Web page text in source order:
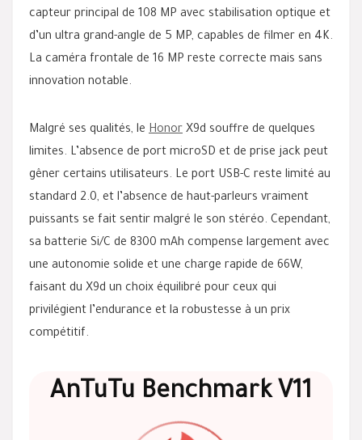
capteur principal de 108 MP avec stabilisation optique et
d’un ultra grand-angle de 5 MP, capables de filmer en 4K.
La caméra frontale de 16 MP reste correcte mais sans
innovation notable.
Malgré ses qualités, le Honor X9d souffre de quelques
limites. L’absence de port microSD et de prise jack peut
gêner certains utilisateurs. Le port USB-C reste limité au
standard 2.0, et l’absence de haut-parleurs vraiment
puissants se fait sentir malgré le son stéréo. Cependant,
sa batterie Si/C de 8300 mAh compense largement avec
une autonomie solide et une charge rapide de 66W,
faisant du X9d un choix équilibré pour ceux qui
privilégient l’endurance et la robustesse à un prix
compétitif.
AnTuTu Benchmark V11